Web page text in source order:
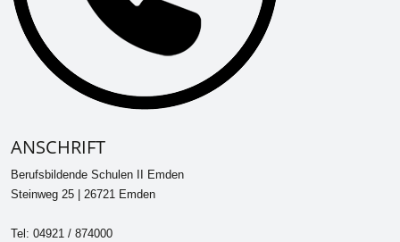
ANSCHRIFT
Berufsbildende Schulen II Emden
Steinweg 25 | 26721 Emden
Tel: 04921 / 874000